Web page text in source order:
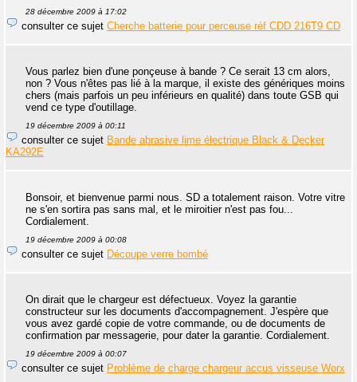
28 décembre 2009 à 17:02
consulter ce sujet Cherche batterie pour perceuse réf CDD 216T9 CD
Vous parlez bien d'une ponçeuse à bande ? Ce serait 13 cm alors,
non ? Vous n'êtes pas lié à la marque, il existe des génériques moins
chers (mais parfois un peu inférieurs en qualité) dans toute GSB qui
vend ce type d'outillage.
19 décembre 2009 à 00:11
consulter ce sujet Bande abrasive lime électrique Black & Decker
KA292E
Bonsoir, et bienvenue parmi nous. SD a totalement raison. Votre vitre
ne s'en sortira pas sans mal, et le miroitier n'est pas fou...
Cordialement.
19 décembre 2009 à 00:08
consulter ce sujet Découpe verre bombé
On dirait que le chargeur est défectueux. Voyez la garantie
constructeur sur les documents d'accompagnement. J'espère que
vous avez gardé copie de votre commande, ou de documents de
confirmation par messagerie, pour dater la garantie. Cordialement.
19 décembre 2009 à 00:07
consulter ce sujet Problème de charge chargeur accus visseuse Worx